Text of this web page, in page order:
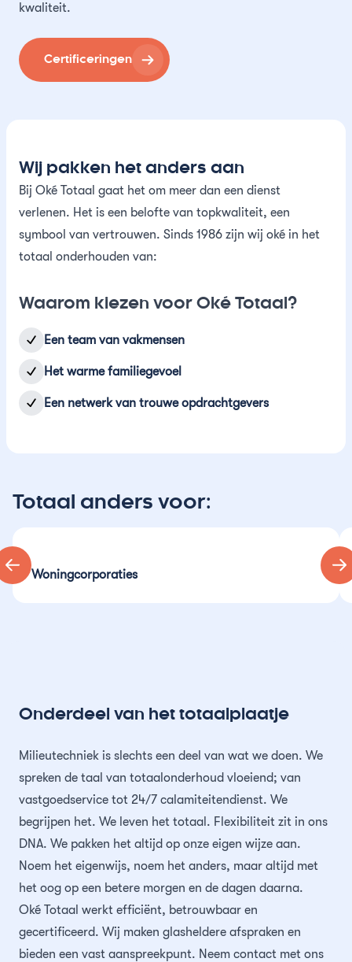
kwaliteit.
Certificeringen
Wij pakken het anders aan
Bij Oké Totaal gaat het om meer dan een dienst
verlenen. Het is een belofte van topkwaliteit, een
symbool van vertrouwen. Sinds 1986 zijn wij oké in het
totaal onderhouden van:
Waarom kiezen voor Oké Totaal?
Een team van vakmensen
Het warme familiegevoel
Een netwerk van trouwe opdrachtgevers
Totaal anders voor:
Woningcorporaties
Onderdeel van het totaalplaatje
Milieutechniek is slechts een deel van wat we doen. We
spreken de taal van totaalonderhoud vloeiend; van
vastgoedservice tot 24/7 calamiteitendienst. We
begrijpen het. We leven het totaal. Flexibiliteit zit in ons
DNA. We pakken het altijd op onze eigen wijze aan.
Noem het eigenwijs, noem het anders, maar altijd met
het oog op een betere morgen en de dagen daarna.
Oké Totaal werkt efficiënt, betrouwbaar en
gecertificeerd. Wij maken glasheldere afspraken en
bieden een vast aanspreekpunt. Neem contact met ons